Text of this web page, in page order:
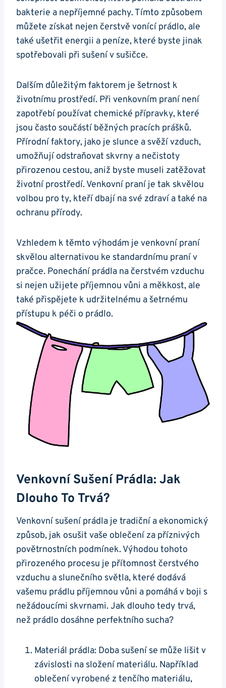
bakterie a nepříjemné pachy. ⁢Tímto způsobem
můžete získat nejen čerstvě vonící prádlo, ale‌
také ušetřit energii a peníze, které byste jinak​
spotřebovali při sušení v sušičce.
Dalším​ důležitým faktorem je šetrnost k
životnímu prostředí. Při ​venkovním praní není
zapotřebí používat chemické přípravky, které
jsou často součástí běžných pracích prášků.
Přírodní faktory, jako je slunce a ​svěží ​vzduch, ​
umožňují odstraňovat skvrny​ a nečistoty
přirozenou cestou, ‍aniž‍ byste museli zatěžovat
životní prostředí. Venkovní praní je‌ tak​ skvělou⁣
volbou pro ty, kteří ⁤dbají ⁣na své zdraví a také na
ochranu přírody.
Vzhledem k ⁤těmto⁤ výhodám je venkovní‍ praní⁣
skvělou alternativou ke standardnímu praní v
pračce. Ponechání prádla na čerstvém vzduchu
si nejen užijete příjemnou vůni a měkkost, ale
také přispějete k udržitelnému a šetrnému
přístupu k péči o prádlo.
Venkovní Sušení Prádla: ⁣Jak
Dlouho To⁣ Trvá?
Venkovní‍ sušení prádla je‍ tradiční a ekonomický
způsob, jak osušit vaše oblečení za příznivých
povětrnostních podmínek. Výhodou tohoto
přirozeného procesu je přítomnost čerstvého
vzduchu a slunečního světla, které dodává
vašemu prádlu příjemnou vůni a pomáhá v boji s
nežádoucími‌ skvrnami. ⁢Jak dlouho tedy trvá,
‍než prádlo dosáhne perfektního sucha?
Materiál⁢ prádla: Doba sušení se může lišit v
závislosti na složení materiálu. Například
oblečení vyrobené⁣ z⁤ tenčího materiálu, ‌